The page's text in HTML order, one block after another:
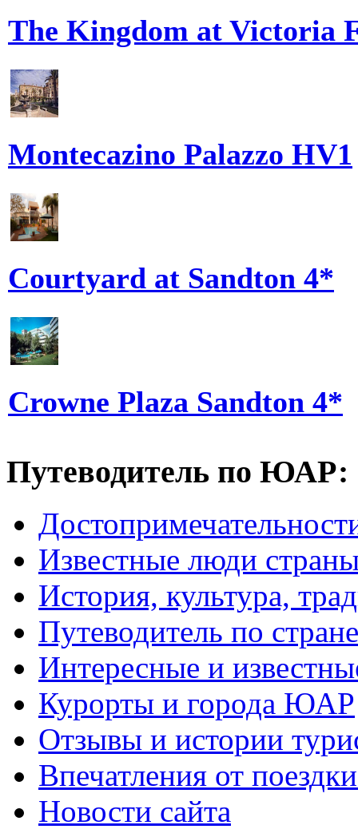
The Kingdom at Victoria
Montecazino Palazzo HV1
Courtyard at Sandton 4*
Crowne Plaza Sandton 4*
Путеводитель по ЮАР:
Известные люди
История, культура,
Путеводитель по стране
Интересные и
Курорты и города ЮАР
Отзывы и истории
Впечатления от
Новости сайта